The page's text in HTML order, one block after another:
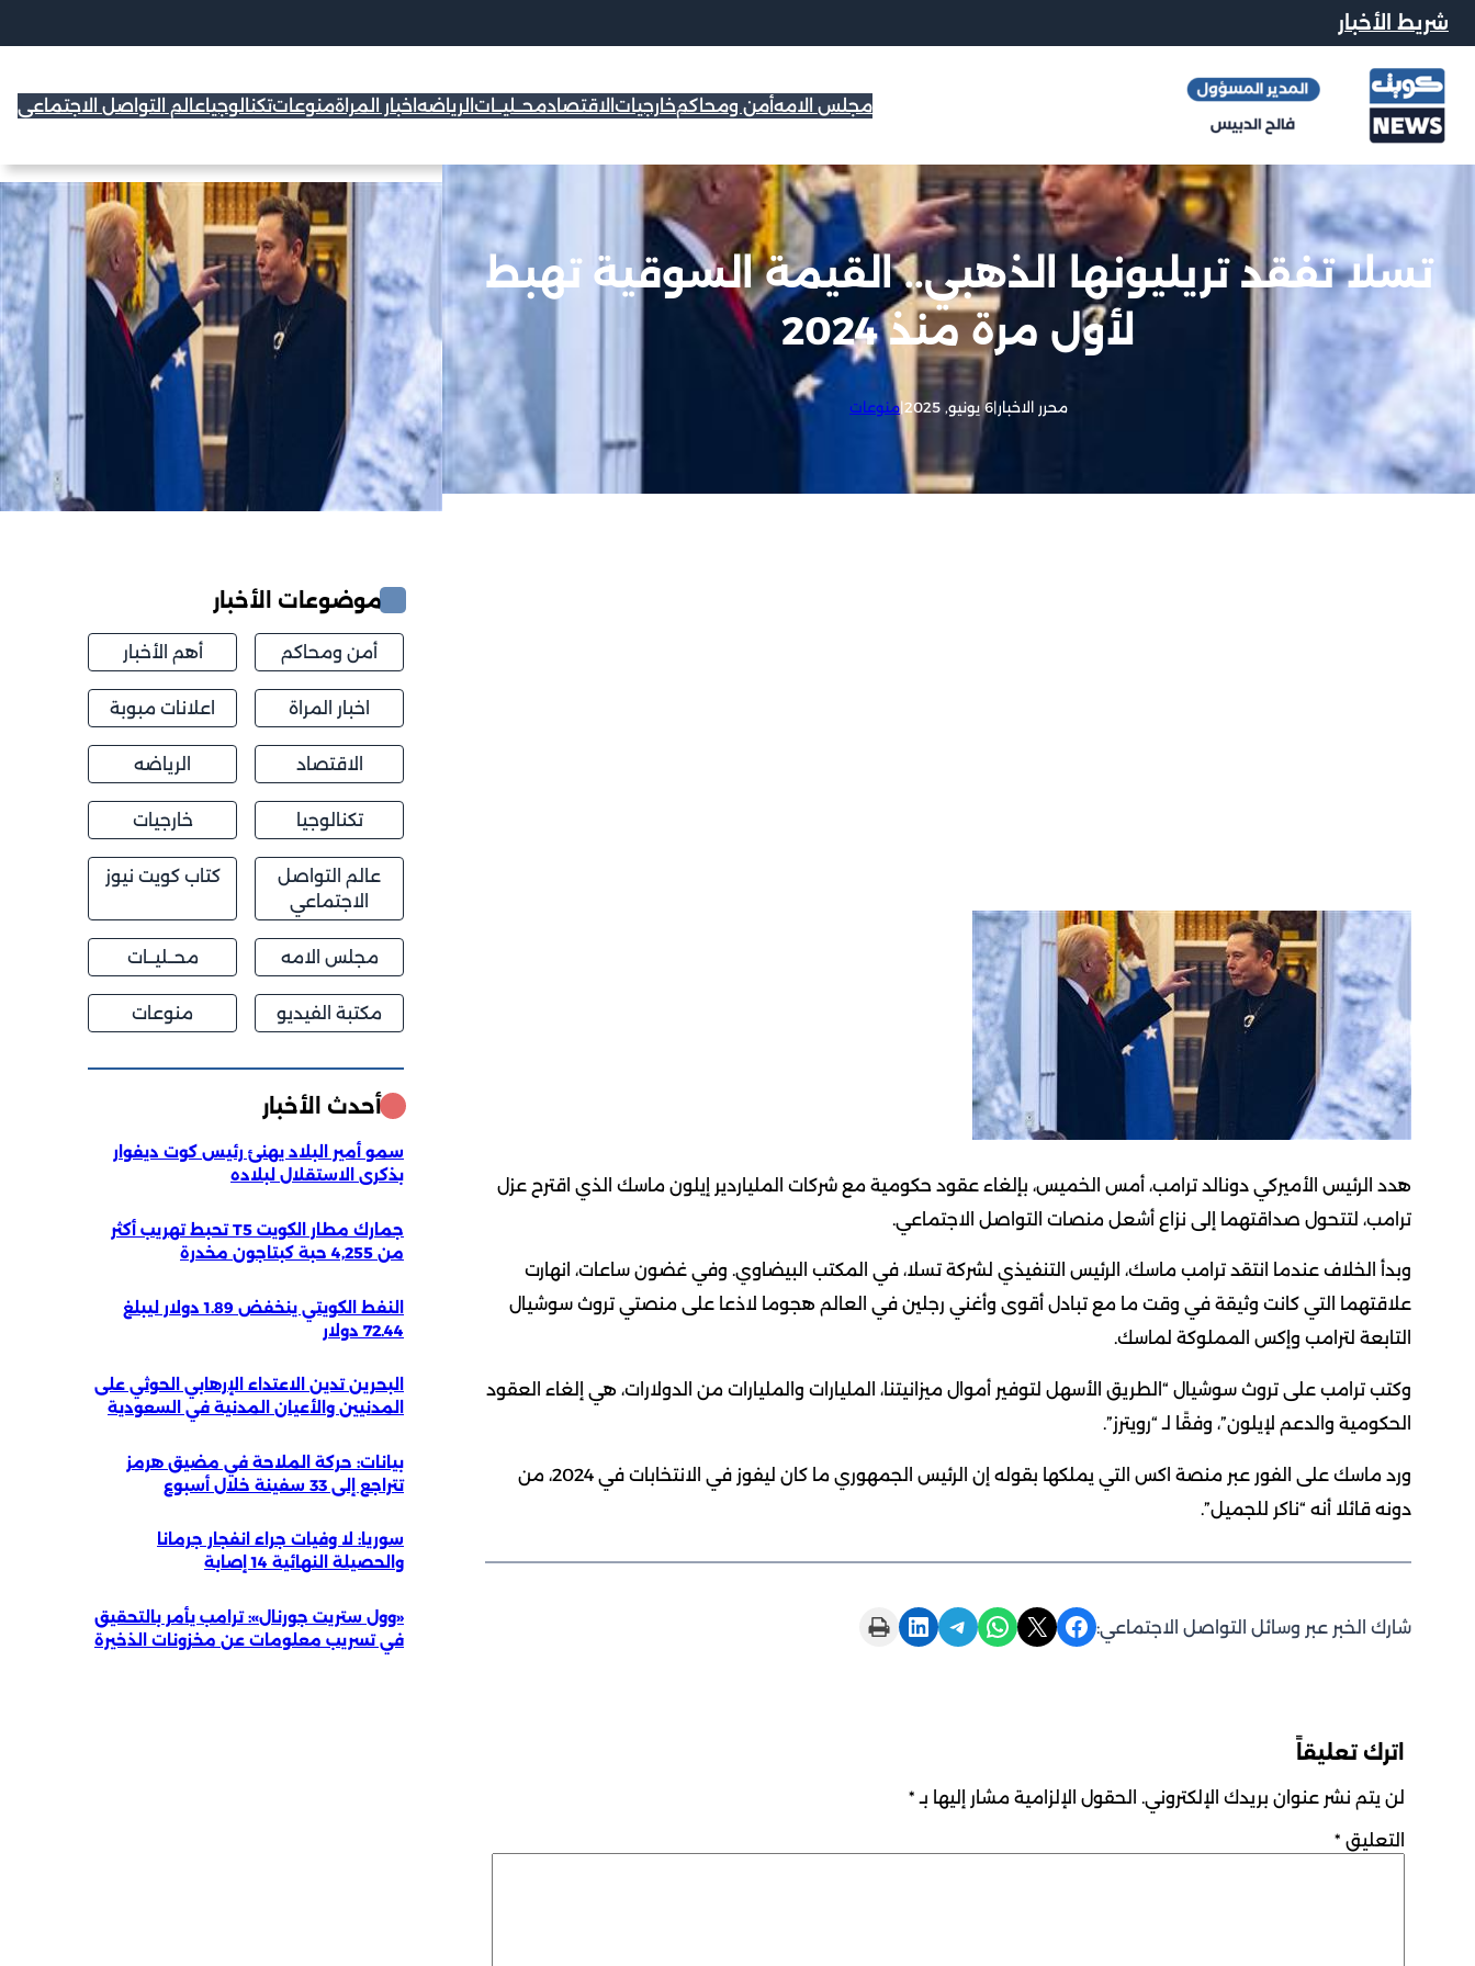
شريط الأخبار
مجلس الامهأمن ومحاكمخارجيات الاقتصادمحــليــات الرياضه اخبار المراةمنوعاتتكنالوجياعالم التواصل الاجتماعي
تسلا تفقد تريليونها الذهبي.. القيمة السوقية تهبط
لأول مرة منذ 2024
محرر الاخبار|6 يونيو, 2025 |منوعات
هدد الرئيس الأميركي دونالد ترامب، أمس الخميس، بإلغاء عقود حكومية مع شركات الملياردير إيلون ماسك الذي اقترح عزل
ترامب، لتتحول صداقتهما إلى نزاع أشعل منصات التواصل الاجتماعي.
وبدأ الخلاف عندما انتقد ترامب ماسك، الرئيس التنفيذي لشركة تسلا، في المكتب البيضاوي. وفي غضون ساعات، انهارت
علاقتهما التي كانت وثيقة في وقت ما مع تبادل أقوى وأغني رجلين في العالم هجوما لاذعا على منصتي تروث سوشيال
التابعة لترامب وإكس المملوكة لماسك.
وكتب ترامب على تروث سوشيال “الطريق الأسهل لتوفير أموال ميزانيتنا، المليارات والمليارات من الدولارات، هي إلغاء العقود
الحكومية والدعم لإيلون”، وفقًا لـ “رويترز”.
ورد ماسك على الفور عبر منصة اكس التي يملكها بقوله إن الرئيس الجمهوري ما كان ليفوز في الانتخابات في 2024، من
دونه قائلا أنه “ناكر للجميل”.
شارك الخبر عبر وسائل التواصل الاجتماعي: Share on Facebook
Share on X
Share on WhatsApp
Share on Telegram
Share on LinkedIn
Print this Page
اترك تعليقاً
لن يتم نشر عنوان بريدك الإلكتروني. الحقول الإلزامية مشار إليها بـ *
التعليق *
موضوعات الأخبار
أمن ومحاكم أهم الأخبار
اخبار المراة اعلانات مبوبة
الاقتصاد الرياضه
تكنالوجيا خارجيات
عالم التواصل
الاجتماعي
كتاب كويت نيوز
مجلس الامه محــليــات
مكتبة الفيديو منوعات
أحدث الأخبار
سمو أمير البلاد يهنئ رئيس كوت ديفوار
بذكرى الاستقلال لبلاده
جمارك مطار الكويت T5 تحبط تهريب أكثر
من 4,255 حبة كبتاجون مخدرة
النفط الكويتي ينخفض 1.89 دولار ليبلغ
72.44 دولار
البحرين تدين الاعتداء الإرهابي الحوثي على
المدنيين والأعيان المدنية في السعودية
بيانات: حركة الملاحة في مضيق هرمز
تتراجع إلى 33 سفينة خلال أسبوع
سوريا: لا وفيات جراء انفجار جرمانا
والحصيلة النهائية 14 إصابة
«وول ستريت جورنال»: ترامب يأمر بالتحقيق
في تسريب معلومات عن مخزونات الذخيرة